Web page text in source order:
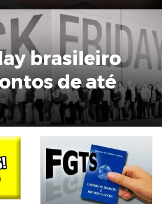
brasileiro
de até